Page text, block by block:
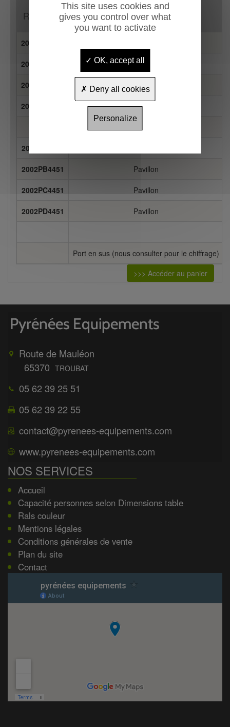
Référence Désignation
2002DA4450
2002DB4450 Drapeau
2002DC4450 Drapeau
2002DD4450 Drapeau
2002PA4451
2002PB4451 Pavillon
2002PC4451 Pavillon
2002PD4451 Pavillon
Port en sus (nous consulter pour le chiffrage)
>>> Accéder au panier
Route de Mauléon
65370 TROUBAT
05 62 39 25 51
05 62 39 22 55
contact@pyrenees-equipements.com
www.pyrenees-equipements.com
NOS SERVICES
Accueil
Capacité personnes selon Dimensions table
Rals couleur
Mentions légales
Conditions générales de vente
Plan du site
Contact
This site uses cookies and
gives you control over what
you want to activate
OK, accept all
Deny all cookies
Personalize